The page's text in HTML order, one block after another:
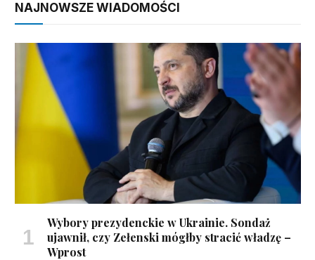
NAJNOWSZE WIADOMOŚCI
Wybory prezydenckie w Ukrainie. Sondaż
ujawnił, czy Zełenski mógłby stracić władzę –
Wprost